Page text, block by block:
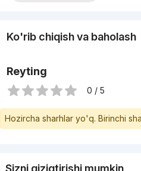
Ko'rib chiqish va baholash
Reyting
0 / 5
Hozircha sharhlar yo'q. Birinchi
Sizni qiziqtirishi mumkin